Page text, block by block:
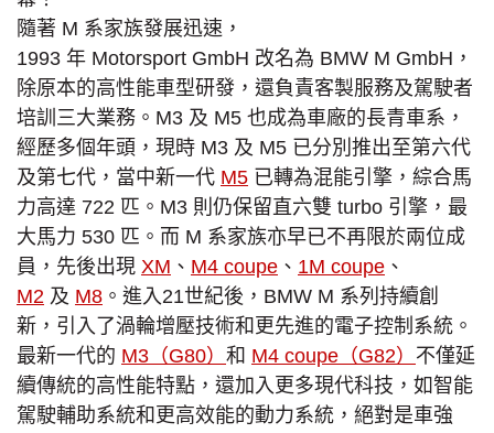
隨著 M 系家族發展迅速，
1993 年 Motorsport GmbH 改名為 BMW M GmbH，
除原本的高性能車型研發，還負責客製服務及駕駛者
培訓三大業務。M3 及 M5 也成為車廠的長青車系，
經歷多個年頭，現時 M3 及 M5 已分別推出至第六代
及第七代，當中新一代 M5 已轉為混能引擎，綜合馬
力高達 722 匹。M3 則仍保留直六雙 turbo 引擎，最
大馬力 530 匹。而 M 系家族亦早已不再限於兩位成
員，先後出現 XM 、 M4 coupe 、 1M coupe 、
M2 及 M8 。進入21世紀後，BMW M 系列持續創
新，引入了渦輪增壓技術和更先進的電子控制系統。
最新一代的 M3（G80） 和 M4 coupe（G82） 不僅延
續傳統的高性能特點，還加入更多現代科技，如智能
駕駛輔助系統和更高效能的動力系統，絕對是車強